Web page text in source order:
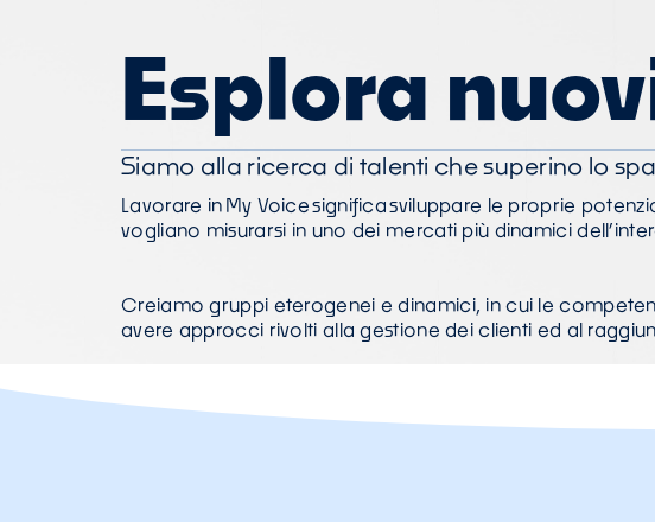
Esplora
Siamo alla ricerca di talenti che superino lo
Lavorare in My Voice significa sviluppare le proprie
vogliano misurarsi in uno dei mercati più dinamici
Creiamo gruppi eterogenei e dinamici, in cui le
avere approcci rivolti alla gestione dei clienti ed al